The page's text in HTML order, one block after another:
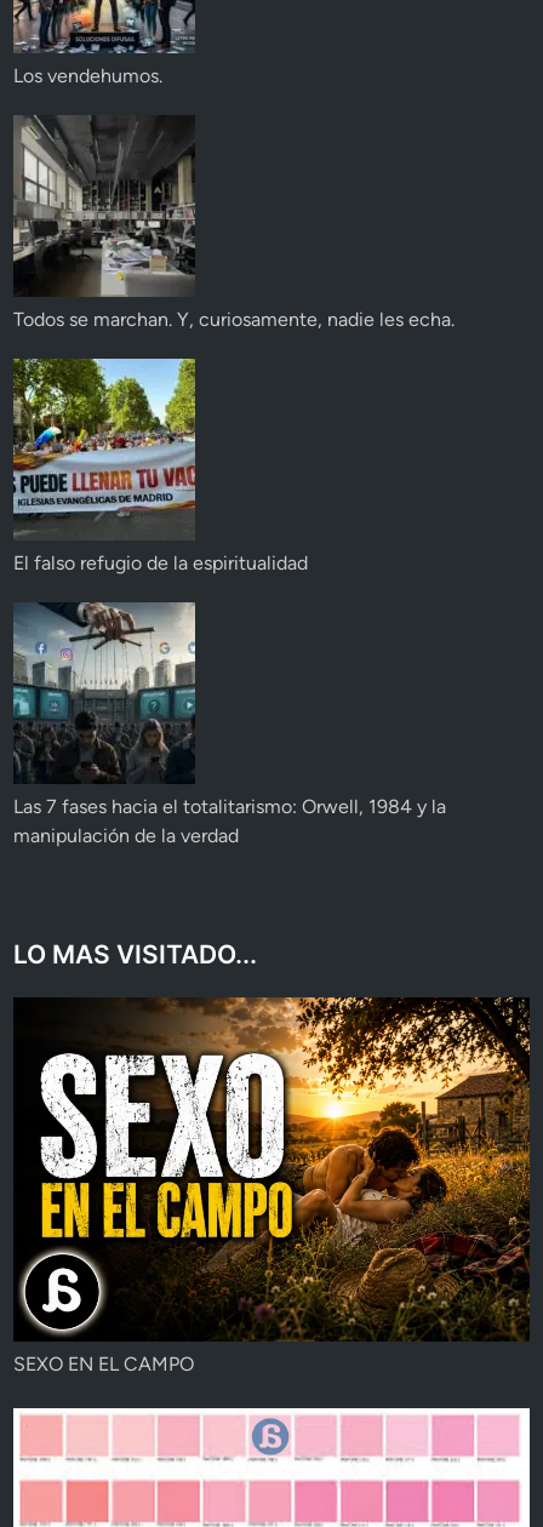
Los vendehumos.
Todos se marchan. Y, curiosamente, nadie les echa.
El falso refugio de la espiritualidad
Las 7 fases hacia el totalitarismo: Orwell, 1984 y la
manipulación de la verdad
LO MAS VISITADO...
SEXO EN EL CAMPO